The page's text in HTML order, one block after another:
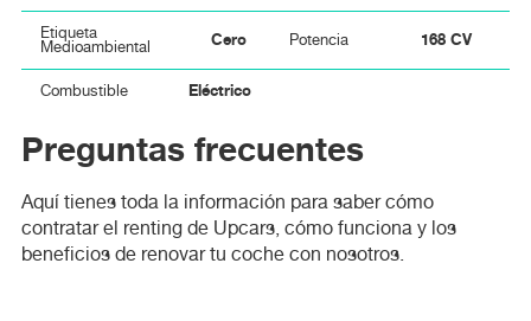
Etiqueta
Medioambiental
Cero Potencia 168 CV
Combustible Eléctrico
Preguntas frecuentes
Aquí tienes toda la información para saber cómo
contratar el renting de Upcars, cómo funciona y los
beneficios de renovar tu coche con nosotros.